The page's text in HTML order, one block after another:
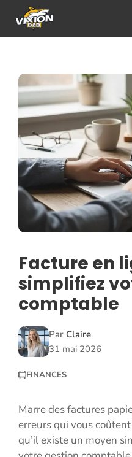
contenu
Facture en
simplifiez
comptable
Par Claire
31 mai 2026
FINANCES
Marre des factures
erreurs qui vous
qu’il existe un moyen